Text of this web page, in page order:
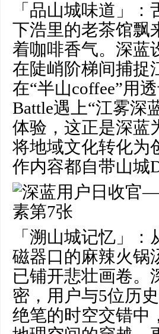
「品山城味道」
下浩里的老茶馆飘
着咖啡香气。深蓝
在陡峭阶梯间捕捉
在“半山coffee”用
Battle遇上“江雾深
体验，这正是深蓝
将地域文化转化为
作内容都自带山城
「溯山城记忆」
磁器口的麻辣火锅
已铺开悲壮画卷。
密，用户与5位历
绝笔的时空交错中